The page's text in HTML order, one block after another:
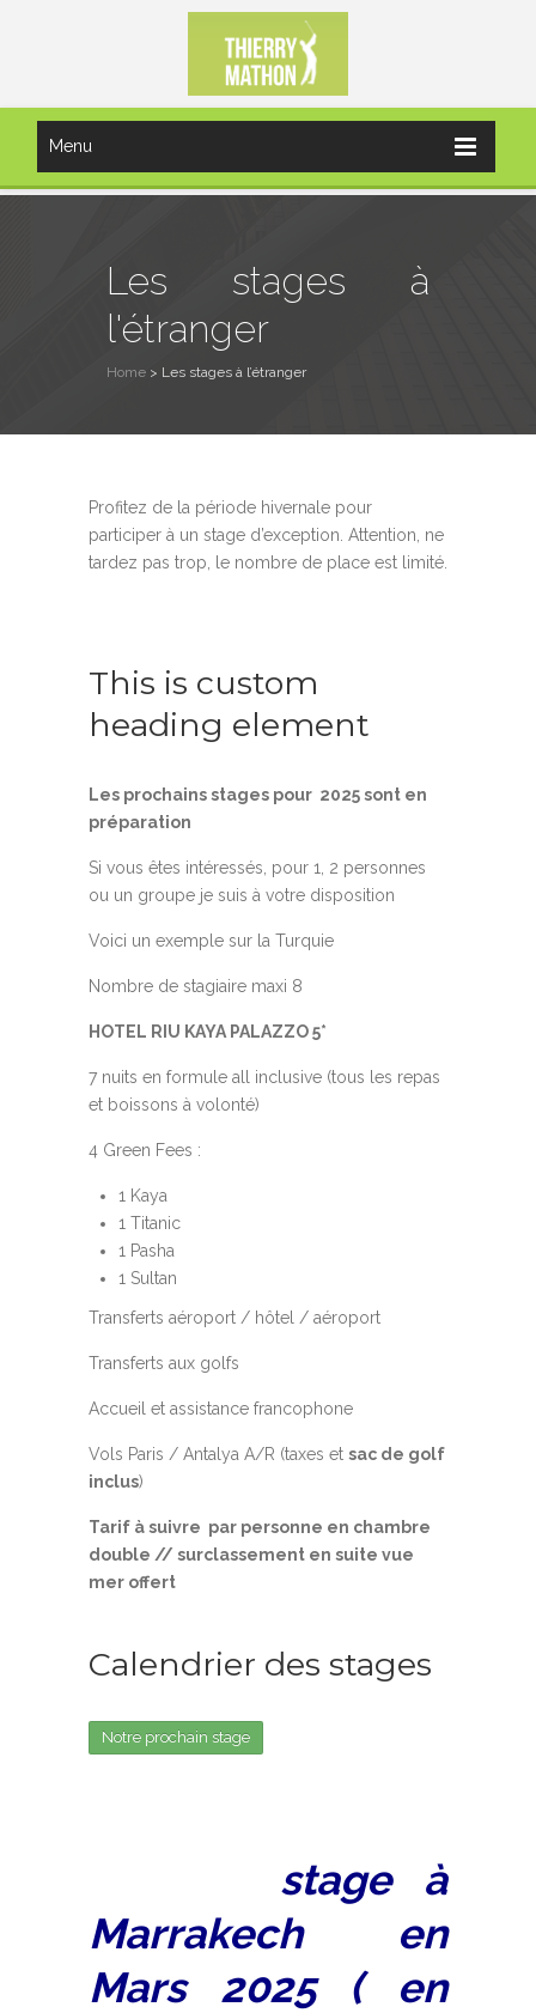
Menu
Les stages à
l'étranger
Home > Les stages à l’étranger
Profitez de la période hivernale pour
participer à un stage d’exception. Attention, ne
tardez pas trop, le nombre de place est limité.
This is custom
heading element
Les prochains stages pour 2025 sont en
préparation
Si vous êtes intéressés, pour 1, 2 personnes
ou un groupe je suis à votre disposition
Voici un exemple sur la Turquie
Nombre de stagiaire maxi 8
HOTEL RIU KAYA PALAZZO 5*
7 nuits en formule all inclusive (tous les repas
et boissons à volonté)
4 Green Fees :
1 Kaya
1 Titanic
1 Pasha
1 Sultan
Transferts aéroport / hôtel / aéroport
Transferts aux golfs
Accueil et assistance francophone
Vols Paris / Antalya A/R (taxes et sac de golf
inclus)
Tarif à suivre par personne en chambre
double // surclassement en suite vue
mer offert
Calendrier des stages
Notre prochain stage
stage à
Marrakech en
Mars 2025 ( en